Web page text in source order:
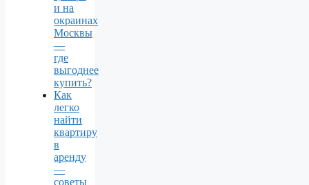
и на
окраинах
Москвы
—
где
выгоднее
купить?
Как
легко
найти
квартиру
в
аренду
—
советы